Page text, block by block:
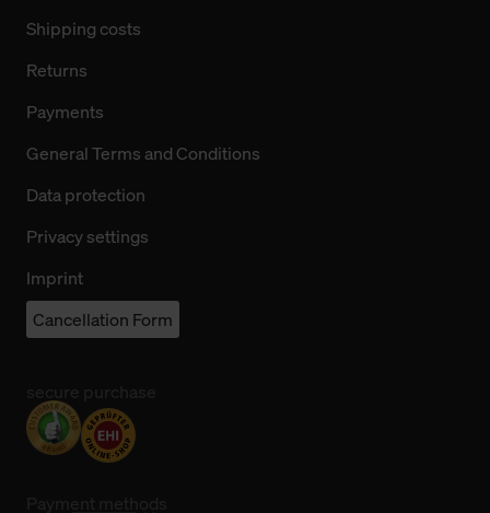
Shipping costs
Returns
Payments
General Terms and Conditions
Data protection
Privacy settings
Imprint
Cancellation Form